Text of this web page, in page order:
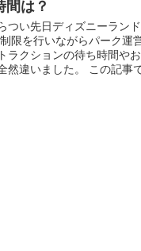
間は？
つい先日ディズニーラン
限を行いながらパーク運
ラクションの待ち時間や
然違いました。 この記事